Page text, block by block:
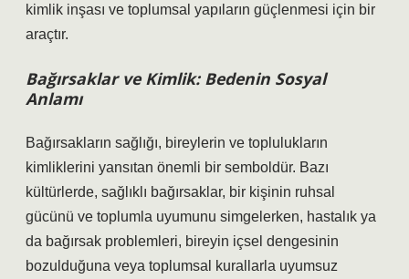
kimlik inşası ve toplumsal yapıların güçlenmesi için bir
araçtır.
Bağırsaklar ve Kimlik: Bedenin Sosyal
Anlamı
Bağırsakların sağlığı, bireylerin ve toplulukların
kimliklerini yansıtan önemli bir semboldür. Bazı
kültürlerde, sağlıklı bağırsaklar, bir kişinin ruhsal
gücünü ve toplumla uyumunu simgelerken, hastalık ya
da bağırsak problemleri, bireyin içsel dengesinin
bozulduğuna veya toplumsal kurallarla uyumsuz